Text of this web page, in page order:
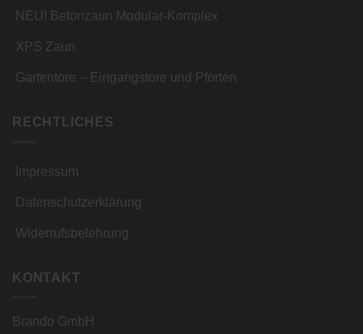
NEU! Betonzaun Modular-Komplex
XPS Zaun
Gartentore – Eingangstore und Pforten
RECHTLICHES
Impressum
Datenschutzerklärung
Widerrufsbelehrung
KONTAKT
Brando GmbH